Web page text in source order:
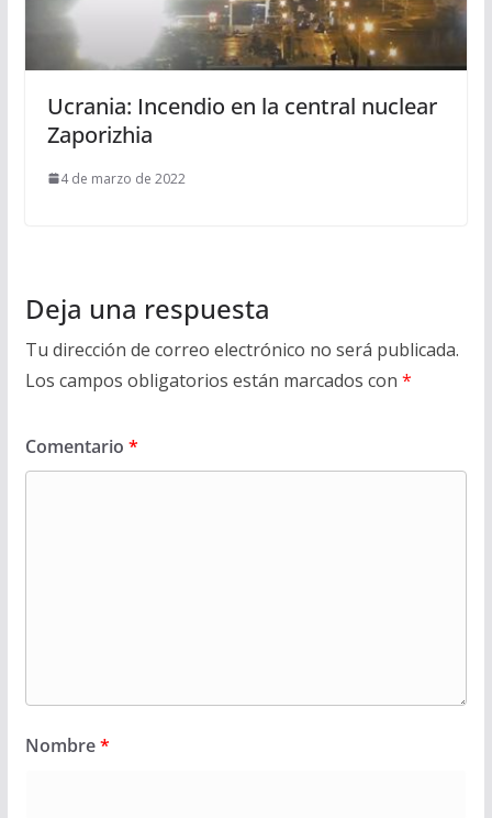
Ucrania: Incendio en la central nuclear
Zaporizhia
4 de marzo de 2022
Deja una respuesta
Tu dirección de correo electrónico no será publicada.
Los campos obligatorios están marcados con *
Comentario *
Nombre*